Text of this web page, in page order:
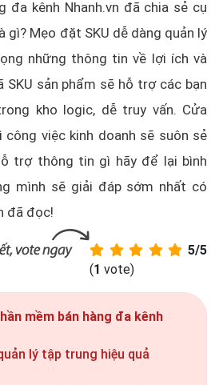
đa kênh Nhanh.vn đã chia sẻ cụ
gì? Mẹo đặt SKU dễ dàng quản lý
những thông tin về lợi ích và
sản phẩm sẽ hỗ trợ các bạn
kho logic, dễ truy vấn. Cửa
việc kinh doanh sẽ suôn sẻ
trợ thông tin gì hãy để lại bình
mình sẽ giải đáp sớm nhất có
đã đọc!
5/5
(1 vote)
mềm bán hàng đa kênh
lý tập trung hiệu quả